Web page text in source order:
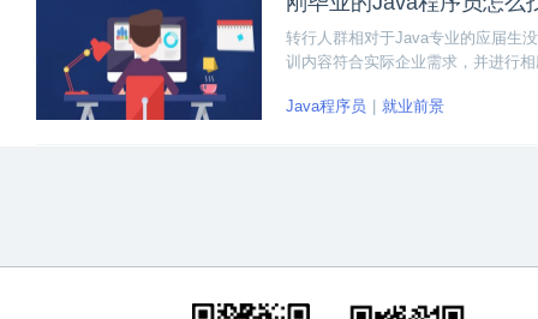
转行人群相对于Java专业的应届生
训内容符合实际企业需求，并进行
Java程序员
就业前景